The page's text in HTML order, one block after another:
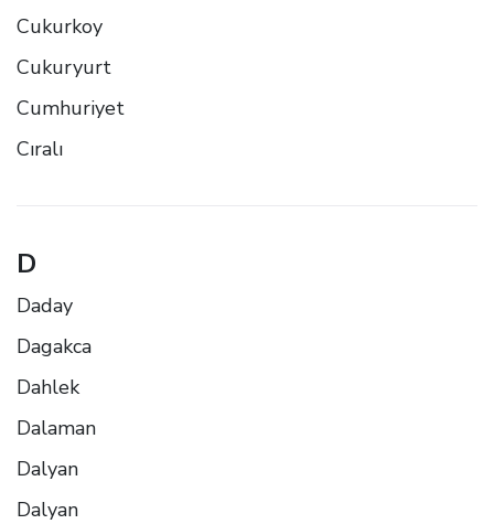
Cukurkoy
Cukuryurt
Cumhuriyet
Cıralı
D
Daday
Dagakca
Dahlek
Dalaman
Dalyan
Dalyan